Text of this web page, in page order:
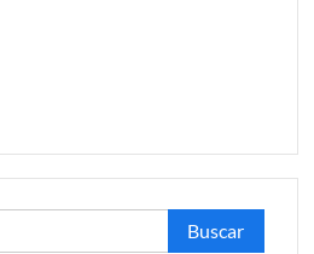
Buscar: